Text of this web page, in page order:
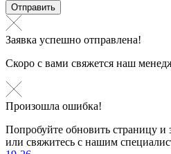
Отправить
Заявка успешно отправлена!
Скоро с вами свяжется наш
Произошла ошибка!
Попробуйте обновить страницу и
или свяжитесь с нашим